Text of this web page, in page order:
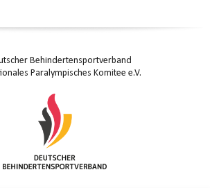
Behindertensportverband
Paralympisches Komitee e.V.